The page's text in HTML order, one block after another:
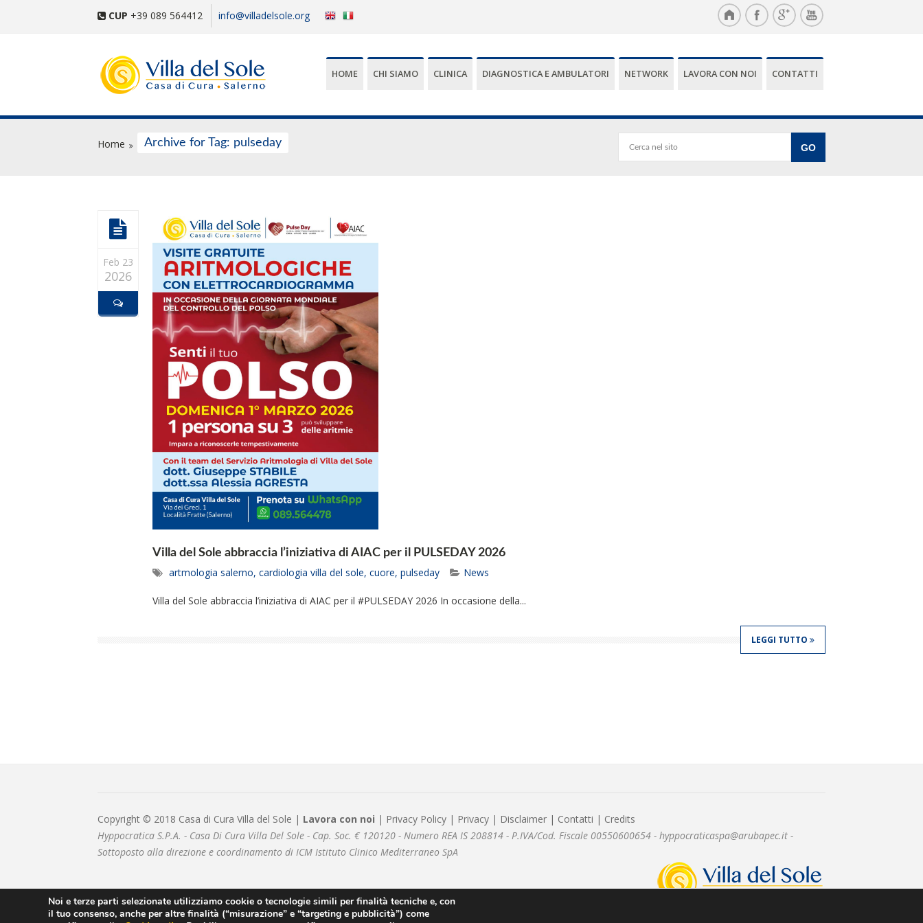
CUP +39 089 564412 info@villadelsole.org
HOME CHI SIAMO CLINICA DIAGNOSTICA E AMBULATORI NETWORK LAVORA CON NOI CONTATTI
Home Archive for Tag: pulseday
Feb 23
2026
Villa del Sole abbraccia l’iniziativa di AIAC per il PULSEDAY 2026
artmologia salerno, cardiologia villa del sole, cuore, pulseday News
Villa del Sole abbraccia l’iniziativa di AIAC per il #PULSEDAY 2026 In occasione della...
LEGGI TUTTO
Copyright © 2018 Casa di Cura Villa del Sole | Lavora con noi | Privacy Policy | Privacy | Disclaimer | Contatti | Credits
Hyppocratica S.P.A. - Casa Di Cura Villa Del Sole - Cap. Soc. € 120120 - Numero REA IS 208814 - P.IVA/Cod. Fiscale 00550600654 - hyppocraticaspa@arubapec.it -
Sottoposto alla direzione e coordinamento di ICM Istituto Clinico Mediterraneo SpA
Noi e terze parti selezionate utilizziamo cookie o tecnologie simili per finalità tecniche e, con
il tuo consenso, anche per altre finalità (“misurazione” e “targeting e pubblicità”) come